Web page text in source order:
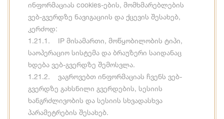
ინფორმაციას cookies-ების, მომხმარებლების
ვებ-გვერდზე ნავიგაციის და ქცევის შესახებ,
კერძოდ:
1.21.1. IP მისამართი, მოწყობილობის ტიპი,
საოპერაციო სისტემა და ბრაუზერი საიდანაც
ხდება ვებ-გვერდზე შემოსვლა.
1.21.2. ვაგროვებთ ინფორმაციას ჩვენს ვებ-
გვერდზე გახსნილი გვერდების, სესიის
ხანგრძლივობის და სესიის სხვადასხვა
პარამეტრების შესახებ.